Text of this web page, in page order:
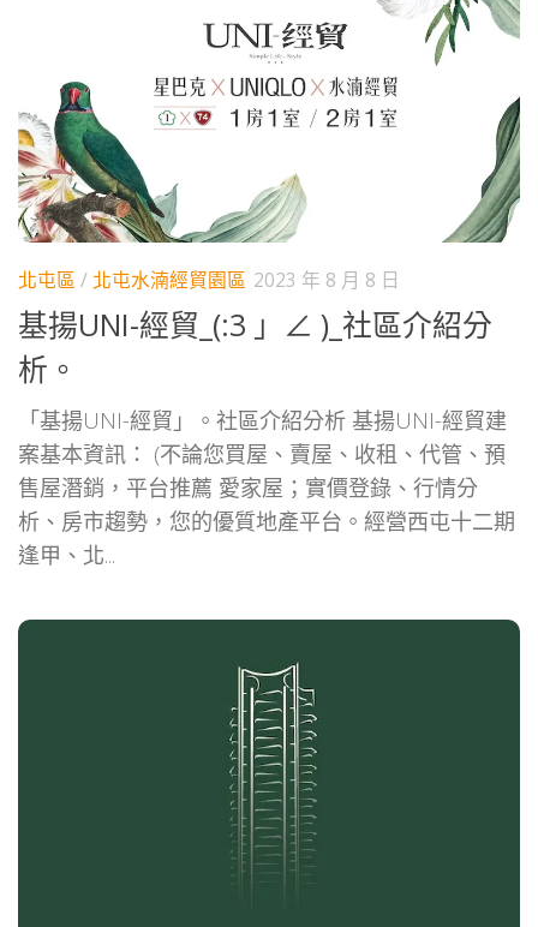
北屯區 / 北屯水湳經貿園區 2023 年 8 月 8 日
基揚UNI-經貿_(:3 」∠ )_社區介紹分
析。
「基揚UNI-經貿」。社區介紹分析 基揚UNI-經貿建
案基本資訊： (不論您買屋、賣屋、收租、代管、預
售屋潛銷，平台推薦 愛家屋；實價登錄、行情分
析、房市趨勢，您的優質地產平台。經營西屯十二期
逢甲、北...